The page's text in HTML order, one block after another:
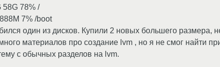
58G 78% /
7% /boot
один из дисков. Купили 2 новых большего размера,
материалов про создание lvm , но я не смог найти
с обычных разделов на lvm.